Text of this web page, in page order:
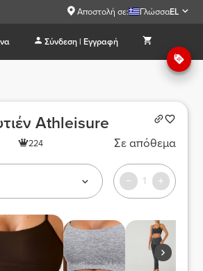
Αποστολή σε: ΓλώσσαEL
Σύνδεση | Εγγραφή
Athleisure
224 Σε απόθεμα
1